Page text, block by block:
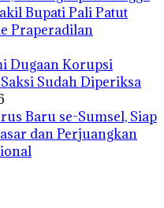
Bupati Pali Patut
Praperadilan
Dugaan Korupsi
Sudah Diperiksa
Baru se-Sumsel, Siap
dan Perjuangkan